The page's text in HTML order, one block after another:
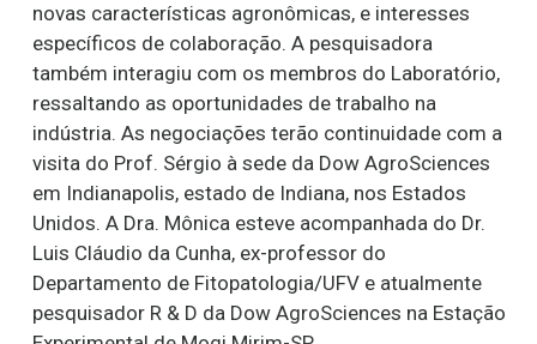
novas características agronômicas, e interesses
específicos de colaboração. A pesquisadora
também interagiu com os membros do Laboratório,
ressaltando as oportunidades de trabalho na
indústria. As negociações terão continuidade com a
visita do Prof. Sérgio à sede da Dow AgroSciences
em Indianapolis, estado de Indiana, nos Estados
Unidos. A Dra. Mônica esteve acompanhada do Dr.
Luis Cláudio da Cunha, ex-professor do
Departamento de Fitopatologia/UFV e atualmente
pesquisador R & D da Dow AgroSciences na Estação